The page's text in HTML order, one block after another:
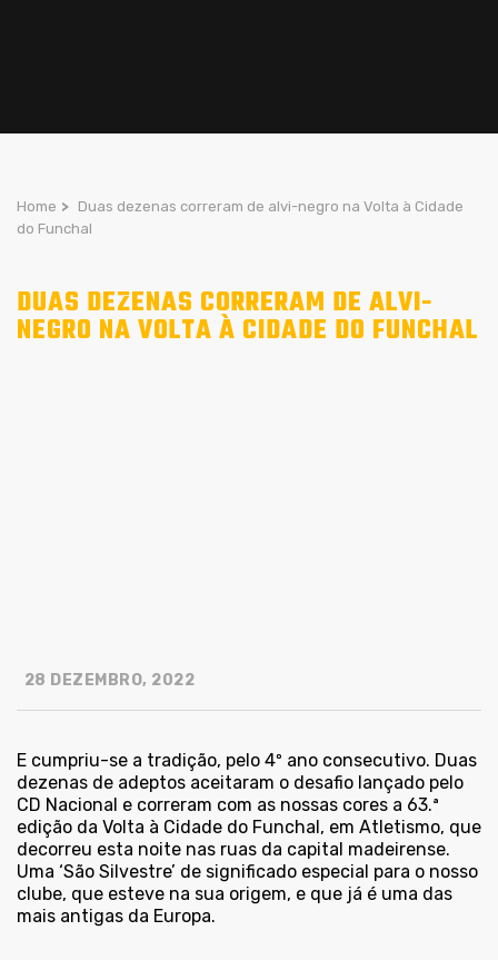
Home > Duas dezenas correram de alvi-negro na Volta à Cidade
do Funchal
DUAS DEZENAS CORRERAM DE ALVI-
NEGRO NA VOLTA À CIDADE DO FUNCHAL
28 DEZEMBRO, 2022
E cumpriu-se a tradição, pelo 4º ano consecutivo. Duas
dezenas de adeptos aceitaram o desafio lançado pelo
CD Nacional e correram com as nossas cores a 63.ª
edição da Volta à Cidade do Funchal, em Atletismo, que
decorreu esta noite nas ruas da capital madeirense.
Uma ‘São Silvestre’ de significado especial para o nosso
clube, que esteve na sua origem, e que já é uma das
mais antigas da Europa.